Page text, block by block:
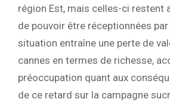
région Est, mais celles-ci restent
de pouvoir être réceptionnées par
situation entraîne une perte de
cannes en termes de richesse,
préoccupation quant aux
de ce retard sur la campagne